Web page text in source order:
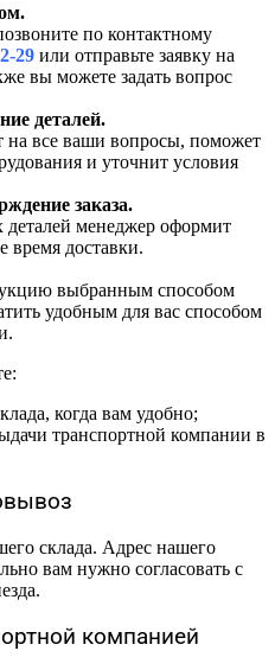
по контактному
29 или отправьте заявку на
вы можете задать вопрос
деталей.
на все ваши вопросы, поможет
и уточнит условия
заказа.
деталей менеджер оформит
время доставки.
выбранным способом
удобным для вас способом
когда вам удобно;
транспортной компании в
склада. Адрес нашего
вам нужно согласовать с
компанией